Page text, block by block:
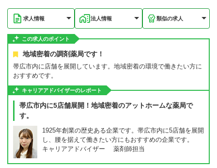
求人情報 法人情報 類似の求人
この求人のポイント
地域密着の調剤薬局です！
帯広市内に店舗を展開しています。地域密着の環境で働きたい方に
おすすめです。
キャリアアドバイザーのレポート
帯広市内に5店舗展開！地域密着のアットホームな薬局で
す。
1925年創業の歴史ある企業です。帯広市内に5店舗を展開
し、腰を据えて働きたい方にもおすすめの企業です。
キャリアアドバイザー 薬剤師担当